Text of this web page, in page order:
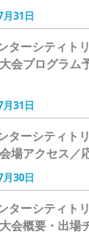
月31日
ターシティト
会プログラム
月31日
ターシティト
場アクセス／
月30日
ターシティト
会概要・出場